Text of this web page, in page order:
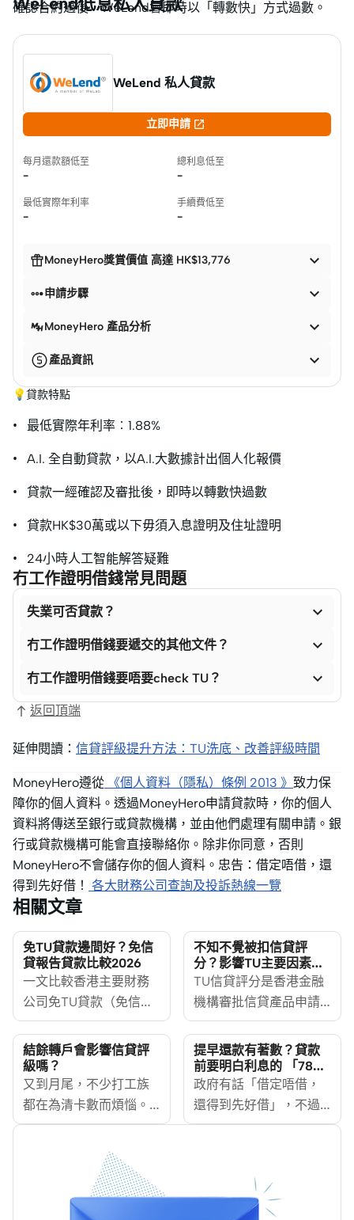
確認合約過後，WeLend會即時以「轉數快」方式過數。
WeLend 私人貸款
立即申請 
每月還款額低至
-
總利息低至
-
最低實際年利率
-
手續費低至
-
MoneyHero獎賞價值 高達 HK$13,776 
申請步驟 
MoneyHero 產品分析 
產品資訊 
💡貸款特點
• 最低實際年利率︰1.88%
• A.I. 全自動貸款，以A.I.大數據計出個人化報價
• 貸款一經確認及審批後，即時以轉數快過數
• 貸款HK$30萬或以下毋須入息證明及住址證明
• 24小時人工智能解答疑難
冇工作證明借錢常見問題
失業可否貸款？ 
冇工作證明借錢要遞交的其他文件？ 
冇工作證明借錢要唔要check TU？ 
返回頂端
延伸閱讀： 信貸評級提升方法：TU洗底、改善評級時間
MoneyHero遵從 《個人資料（隱私）條例 2013 》 致力保
障你的個人資料。透過MoneyHero申請貸款時，你的個人
資料將傳送至銀行或貸款機構，並由他們處理有關申請。銀
行或貸款機構可能會直接聯絡你。除非你同意，否則
MoneyHero不會儲存你的個人資料。忠告：借定唔借，還
得到先好借！ 各大財務公司查詢及投訴熱線一覽
相關文章
免TU貸款邊間好？免信
貸報告貸款比較2026
一文比較香港主要財務
公司免TU貸款（免信貸
報告貸款）的申請門
檻、文件要求、貸款額
特性及適合人士，並拆
解免TU、免入息證明、
免文件、免露面四者分
別，助你揀啱最適合自
不知不覺被扣信貸評
分？影響TU主要因素你
要知
TU信貸評分是香港金融
機構審批信貸產品申請
時衡量風險的重要指
標，小至信用卡，大至
物業按揭，信貸評分都
直接影響申請成功與
否，以及可以獲得的借
貸條件（包括貸款利率
分？MoneyHero
[https://
結餘轉戶會影響信貸評
級嗎？
又到月尾，不少打工族
都在為清卡數而煩惱。
如果每個月只還min
加霜。面對龐大利息、
清不完的債務，也許你
可以考慮結餘轉戶，將
提早還款有著數？貸款
前要明白利息的 「78法
則」
政府有話「借定唔借，
還得到先好借」，不過
有時想提早還款，但又
息償還是按 「78法
則」，利息還款不是每